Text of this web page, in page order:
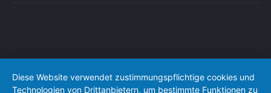
Diese Website verwendet zustimmungspflichtige cookies und
Technologien von Drittanbietern, um bestimmte Funktionen zu